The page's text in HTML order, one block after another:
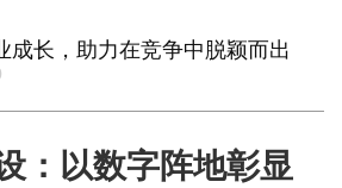
成长，助力在竞争中脱颖而出
：以数字阵地彰显